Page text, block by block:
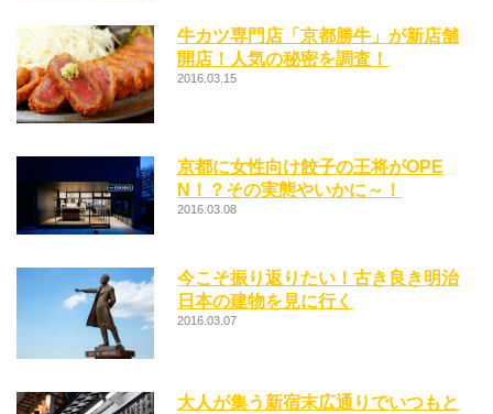
牛カツ専門店「京都勝牛」が新店舗
開店！人気の秘密を調査！
2016.03.15
京都に女性向け餃子の王将がOPE
N！？その実態やいかに～！
2016.03.08
今こそ振り返りたい！古き良き明治
日本の建物を見に行く
2016.03.07
大人が集う新宿末広通りでいつもと